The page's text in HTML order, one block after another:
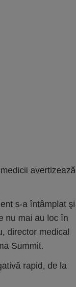
avertizează
s-a întâmplat şi
nu mai au loc în
director medical
Summit.
rapid, de la